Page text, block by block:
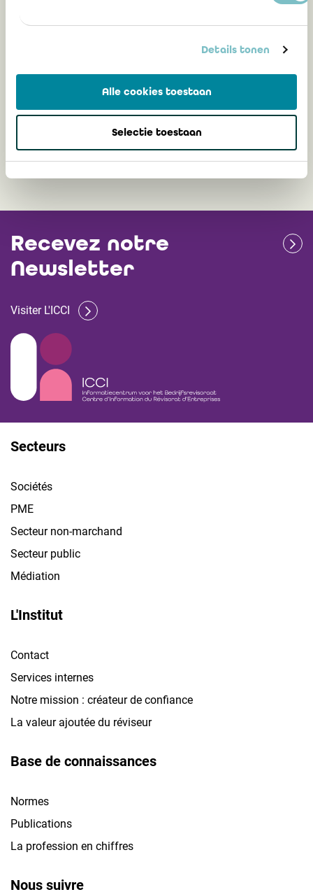
Details tonen
Alle cookies toestaan
Selectie toestaan
Communication 2020/12 : Mission du
commissaire - Contrôle du respect du
("Agreed-upon procedures") révisées
Recevez notre
Newsletter
Visiter L'ICCI
Secteurs
Sociétés
PME
Secteur non-marchand
Secteur public
Médiation
L'Institut
Contact
Services internes
Notre mission : créateur de confiance
La valeur ajoutée du réviseur
Base de connaissances
Normes
Publications
La profession en chiffres
Nous suivre